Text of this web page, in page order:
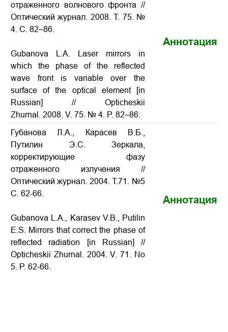
отраженного волнового фронта //
Оптический журнал. 2008. Т. 75. №
4. С. 82–86.
Gubanova L.A. Laser mirrors in
which the phase of the reflected
wave front is variable over the
surface of the optical element [in
Russian] // Opticheskii
Zhurnal. 2008. V. 75. № 4. P. 82–86.
Аннотация
Губанова Л.А., Карасев B.Б.,
Путилин Э.С. Зеркала,
корректирующие фазу
отраженного излучения //
Оптический журнал. 2004. Т.71. №5
С. 62-66.
Gubanova L.A., Karasev V.B., Putilin
E.S. Mirrors that correct the phase of
reflected radiation
[in Russian] //
Opticheskii Zhurnal. 2004. V. 71. No
5. P. 62-66
Аннотация